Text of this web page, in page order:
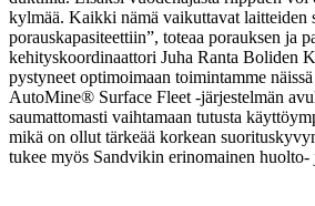
kylmää. Kaikki nämä vaikuttavat laitteiden
porauskapasiteettiin”, toteaa porauksen ja
kehityskoordinaattori Juha Ranta Boliden
pystyneet optimoimaan toimintamme näissä
AutoMine® Surface Fleet -järjestelmän
saumattomasti vaihtamaan tutusta
mikä on ollut tärkeää korkean
tukee myös Sandvikin erinomainen huolto-